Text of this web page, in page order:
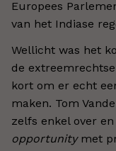
Europees
van het Indiase
Wellicht was het
de
kort om er echt
maken. Tom
zelfs enkel over
opportunitymet